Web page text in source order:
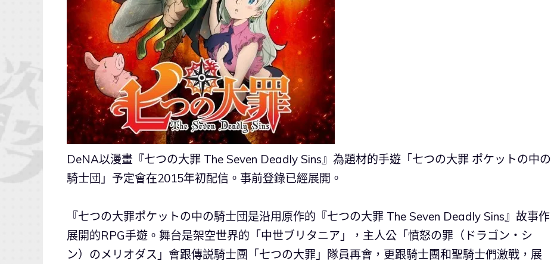
DeNA以漫畫『七つの大罪 The Seven Deadly Sins』為題材的手遊「七つの大罪 ポケットの中の
騎士団」予定會在2015年初配信。事前登錄已經展開。
『七つの大罪ポケットの中の騎士団是沿用原作的『七つの大罪 The Seven Deadly Sins』故事作
展開的RPG手遊。舞台是架空世界的「中世ブリタニア」，主人公「憤怒の罪（ドラゴン・シ
ン）のメリオダス」會跟傳説騎士團「七つの大罪」隊員再會，更跟騎士團和聖騎士們激戰，展